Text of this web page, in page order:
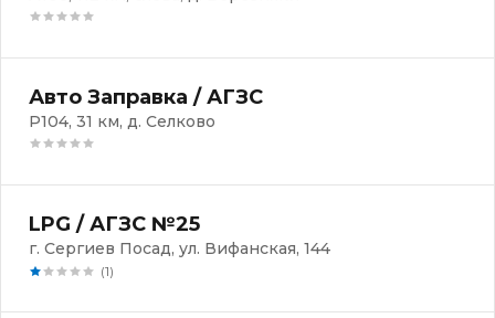
Авто Заправка / АГЗС
Р104, 31 км, д. Селково
LPG / АГЗС №25
г. Сергиев Посад, ул. Вифанская, 144
(1)